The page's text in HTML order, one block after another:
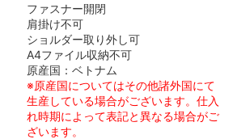
ファスナー開閉
肩掛け不可
ショルダー取り外し可
A4ファイル収納不可
原産国：ベトナム
※原産国についてはその他諸外国にて
生産している場合がございます。仕入
れ時期によって表記と異なる場合がご
ざいます。